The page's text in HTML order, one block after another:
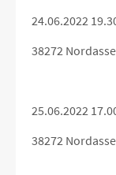
24.06.2022
38272
25.06.2022
38272